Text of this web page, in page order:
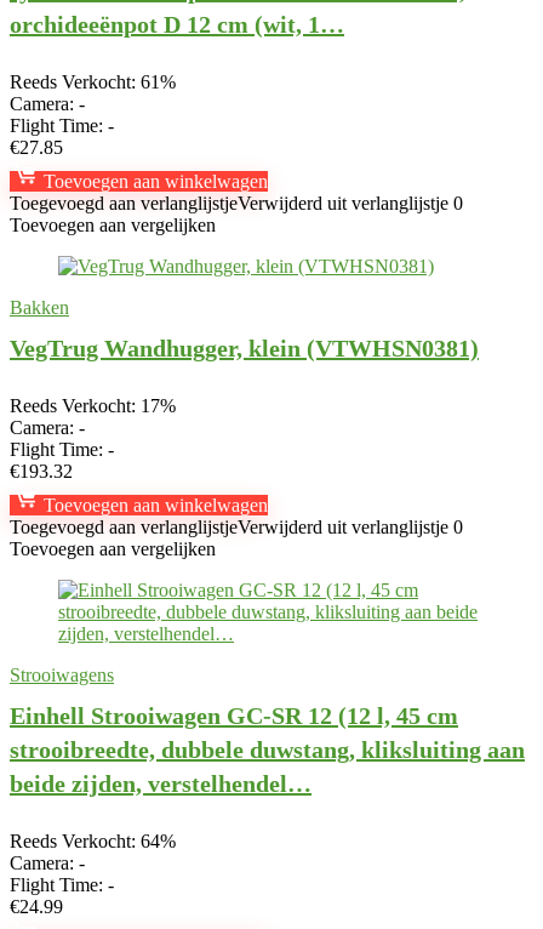
orchideeënpot D 12 cm (wit, 1…
Reeds Verkocht: 61%
Camera: -
Flight Time: -
€27.85
Toevoegen aan winkelwagen
Toegevoegd aan verlanglijstjeVerwijderd uit verlanglijstje 0
Toevoegen aan vergelijken
Bakken
VegTrug Wandhugger, klein (VTWHSN0381)
Reeds Verkocht: 17%
Camera: -
Flight Time: -
€193.32
Toevoegen aan winkelwagen
Toegevoegd aan verlanglijstjeVerwijderd uit verlanglijstje 0
Toevoegen aan vergelijken
Strooiwagens
Einhell Strooiwagen GC-SR 12 (12 l, 45 cm
strooibreedte, dubbele duwstang, kliksluiting aan
beide zijden, verstelhendel…
Reeds Verkocht: 64%
Camera: -
Flight Time: -
€24.99